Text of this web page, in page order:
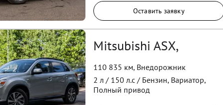
Оставить заявку
Mitsubishi ASX,
110 835 км, Внедорожник
2 л / 150 л.с / Бензин, Вариатор,
Полный привод